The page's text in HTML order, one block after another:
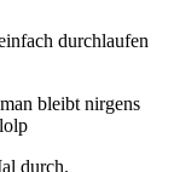
durchlaufen
bleibt nirgens
durch.